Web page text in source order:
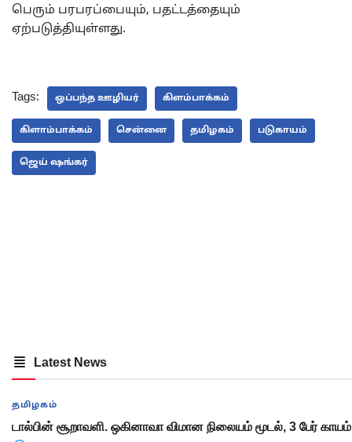
பெரும் பரபரப்பையும், பதட்டத்தையும்
ஏற்படுத்தியுள்ளது.
Tags: ஒப்பந்த ஊழியர் கிளம்பாக்கம்
கிளாம்பாக்கம் சென்னை தமிழகம் படுகாயம்
ஜெய் ஷங்கர்
Latest News
தமிழகம்
டால்பின் சூறாவளி. ஒகினாவா விமான நிலையம் மூடல், 3 பேர் காயம்